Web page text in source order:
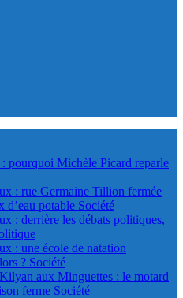
pourquoi Michèle Picard reparle
: rue Germaine Tillion fermée
d’eau potable Société
: derrière les débats politiques,
: une école de natation
? Société
aux Minguettes : le motard
ferme Société